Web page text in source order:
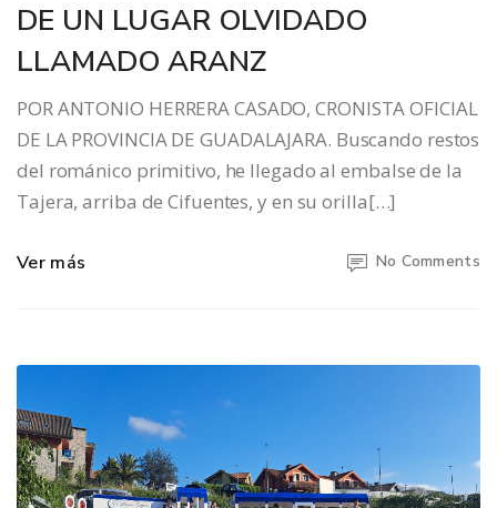
DE UN LUGAR OLVIDADO
LLAMADO ARANZ
POR ANTONIO HERRERA CASADO, CRONISTA OFICIAL
DE LA PROVINCIA DE GUADALAJARA. Buscando restos
del románico primitivo, he llegado al embalse de la
Tajera, arriba de Cifuentes, y en su orilla[…]
Ver más No Comments